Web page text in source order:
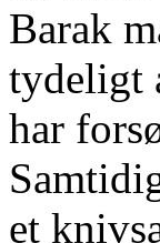
Barak
tydeligt
har
et